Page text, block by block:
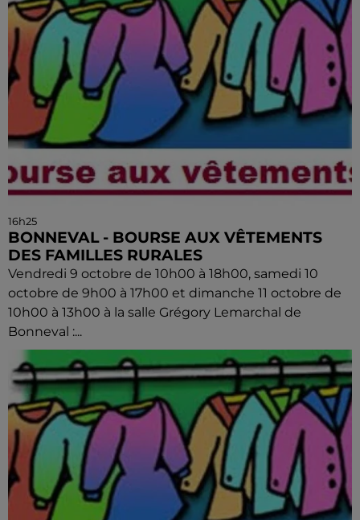
16h25
BONNEVAL - BOURSE AUX VÊTEMENTS
DES FAMILLES RURALES
Vendredi 9 octobre de 10h00 à 18h00, samedi 10
octobre de 9h00 à 17h00 et dimanche 11 octobre de
10h00 à 13h00 à la salle Grégory Lemarchal de
Bonneval :...